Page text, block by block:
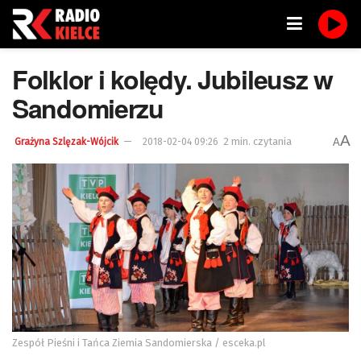
Folklor i kolędy. Jubileusz w
Sandomierzu
Grażyna Szlęzak-Wójcik 2018-02-04 09:26 2 min. czytania AA
Zespół Pieśni i Tańca Ziemia Sandomierska / esceka.pl